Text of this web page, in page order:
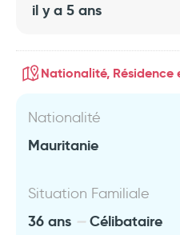
il y a 5 ans
Nationalité, Résidence
Nationalité
Mauritanie
Situation Familiale
36 ans
Célibataire